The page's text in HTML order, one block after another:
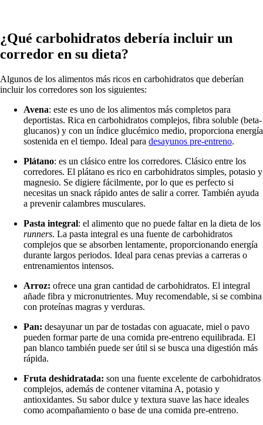
¿Qué carbohidratos debería incluir un
corredor en su dieta?
Algunos de los alimentos más ricos en carbohidratos que deberían
incluir los corredores son los siguientes:
Avena: este es uno de los alimentos más completos para
deportistas. Rica en carbohidratos complejos, fibra soluble (beta-
glucanos) y con un índice glucémico medio, proporciona energía
sostenida en el tiempo. Ideal para desayunos pre-entreno.
Plátano: es un clásico entre los corredores. Clásico entre los
corredores. El plátano es rico en carbohidratos simples, potasio y
magnesio. Se digiere fácilmente, por lo que es perfecto si
necesitas un snack rápido antes de salir a correr. También ayuda
a prevenir calambres musculares.
Pasta integral: el alimento que no puede faltar en la dieta de los
runners. La pasta integral es una fuente de carbohidratos
complejos que se absorben lentamente, proporcionando energía
durante largos periodos. Ideal para cenas previas a carreras o
entrenamientos intensos.
Arroz: ofrece una gran cantidad de carbohidratos. El integral
añade fibra y micronutrientes. Muy recomendable, si se combina
con proteínas magras y verduras.
Pan: desayunar un par de tostadas con aguacate, miel o pavo
pueden formar parte de una comida pre-entreno equilibrada. El
pan blanco también puede ser útil si se busca una digestión más
rápida.
Fruta deshidratada: son una fuente excelente de carbohidratos
complejos, además de contener vitamina A, potasio y
antioxidantes. Su sabor dulce y textura suave las hace ideales
como acompañamiento o base de una comida pre-entreno.